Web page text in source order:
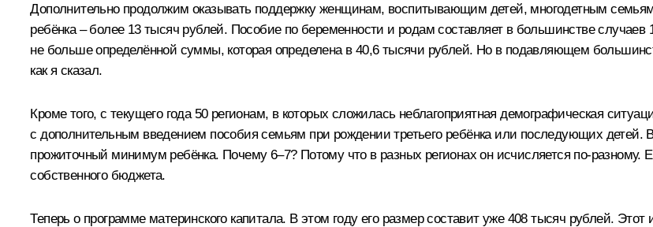
Дополнительно продолжим оказывать поддержку женщинам, воспитывающим детей, многодетным
ребёнка – более 13 тысяч рублей. Пособие по беременности и родам составляет в большинстве случаев
не больше определённой суммы, которая определена в 40,6 тысячи рублей. Но в подавляющем
как я сказал.
Кроме того, с текущего года 50 регионам, в которых сложилась неблагоприятная демографическая
с дополнительным введением пособия семьям при рождении третьего ребёнка или последующих детей.
прожиточный минимум ребёнка. Почему 6–7? Потому что в разных регионах он исчисляется по‑разному.
собственного бюджета.
Теперь о программе материнского капитала. В этом году его размер составит уже 408 тысяч рублей.